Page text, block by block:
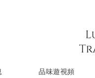
品味遊視頻